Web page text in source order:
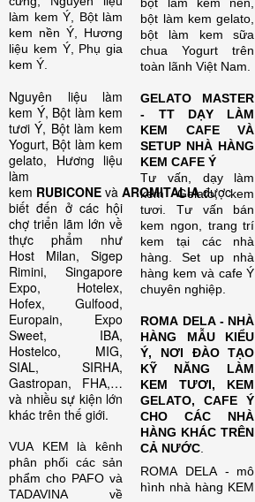
làm kem Ý, Bột làm
kem nền Ý, Hương
liệu kem Ý, Phụ gia
kem Ý.
Nguyên liệu làm
kem Ý, Bột làm kem
tươi Ý, Bột làm kem
Yogurt, Bột làm kem
gelato, Hương liệu
làm
kem RUBICONE và AROMITALIAđược
biết đến ở các hội
chợ triển lãm lớn về
thực phẩm như
Host Milan, Sigep
Rimini, Singapore
Expo, Hotelex,
Hofex, Gulfood,
Europain, Expo
Sweet, IBA,
Hostelco, MIG,
SIAL, SIRHA,
Gastropan, FHA,…
và nhiều sự kiện lớn
khác trên thế giới.
VUA KEM là kênh
phân phối các sản
phẩm cho PAFO và
TADAVINA về
bột làm kem gelato,
bột làm kem sữa
chua Yogurt trên
toàn lãnh Việt Nam.
GELATO MASTER
- TT DẠY LÀM
KEM CAFE VÀ
SETUP NHÀ HÀNG
KEM CAFE Ý
Tư vấn, dạy làm
kem Gelato, kem
tươi. Tư vấn bán
kem ngon, trang trí
kem tại các nhà
hàng. Set up nhà
hàng kem và cafe Ý
chuyên nghiệp.
ROMA DELA - NHÀ
HÀNG MẪU KIỂU
Ý, NƠI ĐÀO TẠO
KỸ NĂNG LÀM
KEM TƯƠI, KEM
GELATO, CAFE Ý
CHO CÁC NHÀ
HÀNG KHÁC TRÊN
CẢ NƯỚC
ROMA DELA - mô
hình nhà hàng KEM